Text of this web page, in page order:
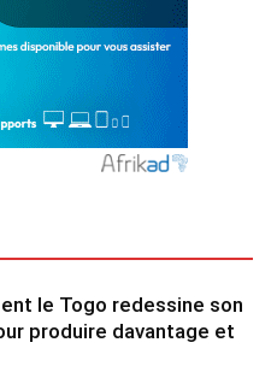
le Togo redessine son
produire davantage et